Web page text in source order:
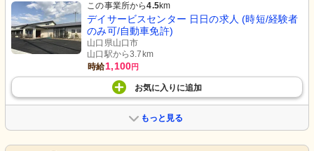
この事業所から4.5km
デイサービスセンター 日日の求人 (時短/経験者
のみ可/自動車免許)
山口県山口市
山口駅から3.7km
時給1,100円
お気に入り に追加
もっと見る